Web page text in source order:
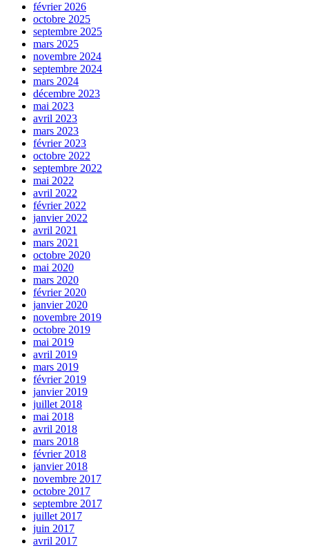
février 2026
octobre 2025
septembre 2025
mars 2025
novembre 2024
septembre 2024
mars 2024
décembre 2023
mai 2023
avril 2023
mars 2023
février 2023
octobre 2022
septembre 2022
mai 2022
avril 2022
février 2022
janvier 2022
avril 2021
mars 2021
octobre 2020
mai 2020
mars 2020
février 2020
janvier 2020
novembre 2019
octobre 2019
mai 2019
avril 2019
mars 2019
février 2019
janvier 2019
juillet 2018
mai 2018
avril 2018
mars 2018
février 2018
janvier 2018
novembre 2017
octobre 2017
septembre 2017
juillet 2017
juin 2017
avril 2017